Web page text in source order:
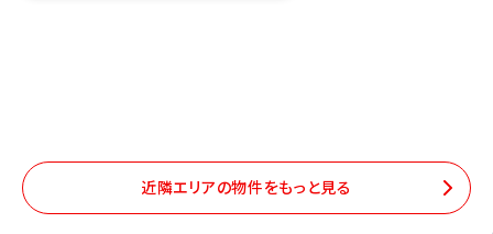
近隣エリアの物件をもっと見る